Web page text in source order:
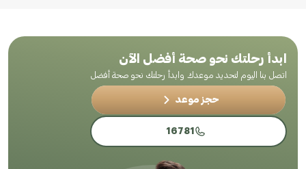
ابدأ رحلتك نحو صحة أفضل الآن
اتصل بنا اليوم لتحديد موعدك وابدأ رحلتك نحو صحة أفضل
حجز موعد
16781